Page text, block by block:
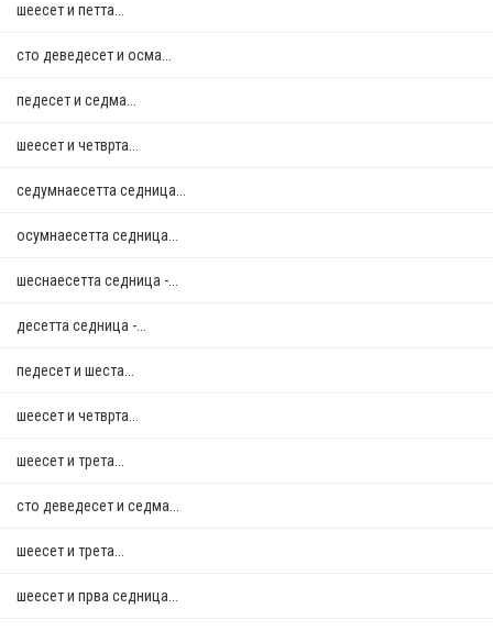
шеесет и петта...
сто деведесет и осма...
педесет и седма...
шеесет и четврта...
седумнаесетта седница...
осумнaесетта седница...
шеснаесетта седница -...
десетта седница -...
педесет и шеста...
шеесет и четврта...
шеесет и трета...
сто деведесет и седма...
шеесет и трета...
шеесет и прва седница...